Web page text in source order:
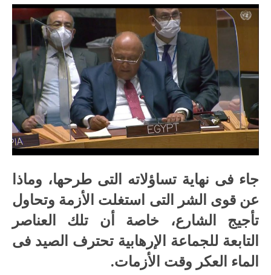
جاء فى نهاية تساؤلاته التى طرحها، وماذا
عن قوى الشر التى استغلت الأزمة وتحاول
تأجيج الشارع، خاصة أن تلك العناصر
التابعة للجماعة الإرهابية تحترف الصيد فى
الماء العكر وقت الأزمات.